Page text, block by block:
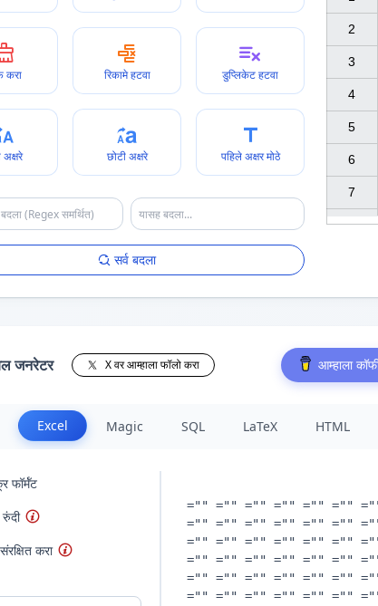
करा रिकामे हटवा डुप्लिकेट हटवा
अक्षरे छोटी अक्षरे पहिले अक्षर मोठे
सर्व बदला
2
3
4
5
6
7
जनरेटर X वर आम्हाला फॉलो करा आम्हाला
Excel Magic SQL LaTeX HTML
फॉर्मॅट
करा